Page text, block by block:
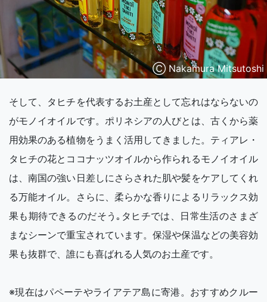
Ⓒ Nakamura Mitsutoshi
そして、タヒチを代表するお土産として忘れはならないの
がモノイオイルです。ポリネシアの人びとは、古くから薬
用効果のある植物をうまく活用してきました。ティアレ・
タヒチの花とココナッツオイルから作られるモノイオイル
は、南国の強い日差しにさらされた肌や髪をケアしてくれ
る万能オイル。さらに、柔らかな香りによるリラックス効
果も期待できるのだそう｡タヒチでは、日常生活のさまざ
まなシーンで重宝されています。保湿や保温などの美容効
果も抜群で、誰にも喜ばれる人気のお土産です。
※現在はパペーテやライアテア島に寄港。おすすめクルー